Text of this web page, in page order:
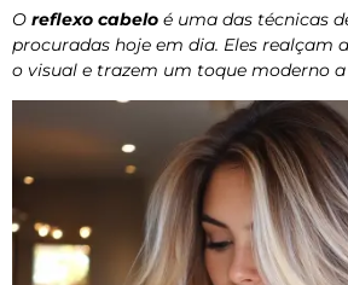
O reflexo cabelo é uma das técnicas
procuradas hoje em dia. Eles realçam
o visual e trazem um toque moderno